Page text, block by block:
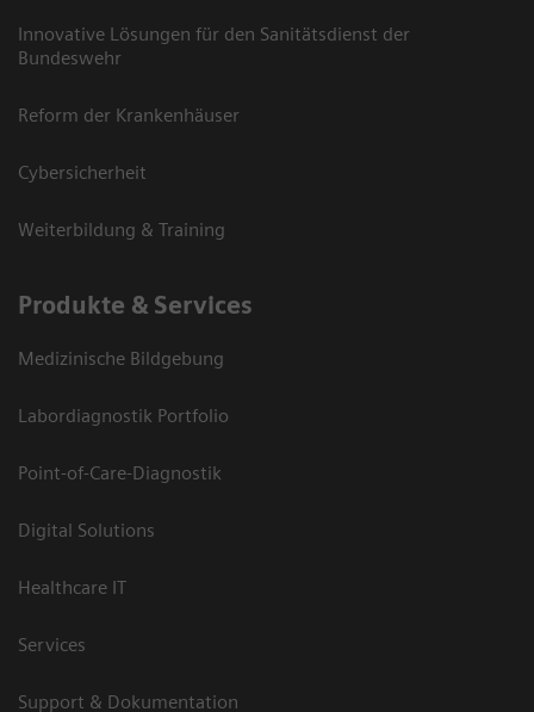
Innovative Lösungen für den Sanitätsdienst der
Bundeswehr
Reform der Krankenhäuser
Cybersicherheit
Weiterbildung & Training
Produkte & Services
Medizinische Bildgebung
Labordiagnostik Portfolio
Point-of-Care-Diagnostik
Digital Solutions
Healthcare IT
Services
Support & Dokumentation